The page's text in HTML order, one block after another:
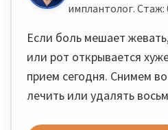
имплантолог. Стаж:
Если боль мешает
или рот открывается
прием сегодня. Снимем
лечить или удалять